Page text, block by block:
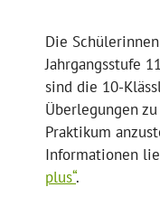
Die
Jahrgangsstufe
sind die 10-
Überlegungen
Praktikum
Informationen
plus“.